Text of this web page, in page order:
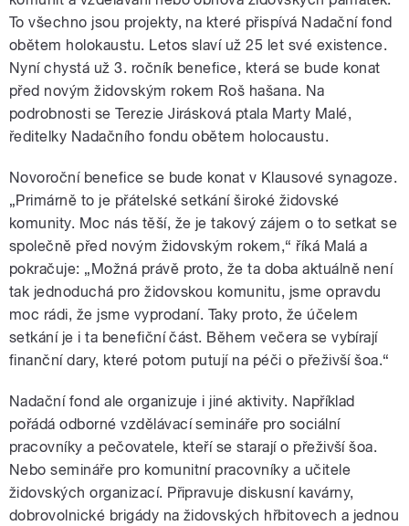
To všechno jsou projekty, na které přispívá Nadační fond
obětem holokaustu. Letos slaví už 25 let své existence.
Nyní chystá už 3. ročník benefice, která se bude konat
před novým židovským rokem Roš hašana. Na
podrobnosti se Terezie Jirásková ptala Marty Malé,
ředitelky Nadačního fondu obětem holocaustu.
Novoroční benefice se bude konat v Klausové synagoze.
„Primárně to je přátelské setkání široké židovské
komunity. Moc nás těší, že je takový zájem o to setkat se
společně před novým židovským rokem,“ říká Malá a
pokračuje: „Možná právě proto, že ta doba aktuálně není
tak jednoduchá pro židovskou komunitu, jsme opravdu
moc rádi, že jsme vyprodaní. Taky proto, že účelem
setkání je i ta benefiční část. Během večera se vybírají
finanční dary, které potom putují na péči o přeživší šoa.“
Nadační fond ale organizuje i jiné aktivity. Například
pořádá odborné vzdělávací semináře pro sociální
pracovníky a pečovatele, kteří se starají o přeživší šoa.
Nebo semináře pro komunitní pracovníky a učitele
židovských organizací. Připravuje diskusní kavárny,
dobrovolnické brigády na židovských hřbitovech a jednou